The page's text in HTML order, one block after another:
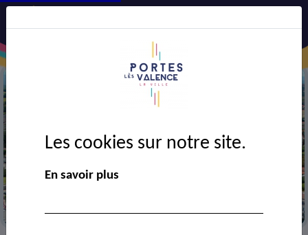
ville La mairie de Portes-
Les cookies sur notre site.
En savoir plus